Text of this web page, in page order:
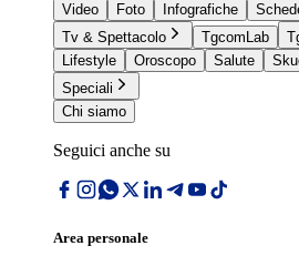
Video
Foto Infografiche
Tv & Spettacolo
TgcomLab
Lifestyle
Oroscopo Salute
Speciali
Chi siamo
Seguici anche su
Area personale